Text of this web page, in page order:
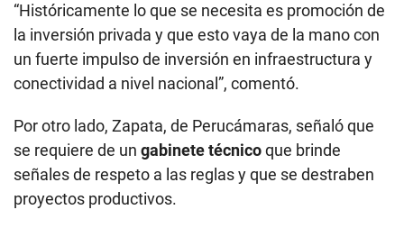
“Históricamente lo que se necesita es promoción de
la inversión privada y que esto vaya de la mano con
un fuerte impulso de inversión en infraestructura y
conectividad a nivel nacional”, comentó.
Por otro lado, Zapata, de Perucámaras, señaló que
se requiere de un gabinete técnicoque brinde
señales de respeto a las reglas y que se destraben
proyectos productivos.